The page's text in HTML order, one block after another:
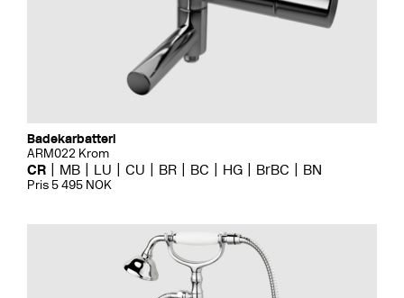
Badekarbatteri
ARM022 Krom
CR MB LU CU BR BC HG BrBC BN
Pris 5 495 NOK